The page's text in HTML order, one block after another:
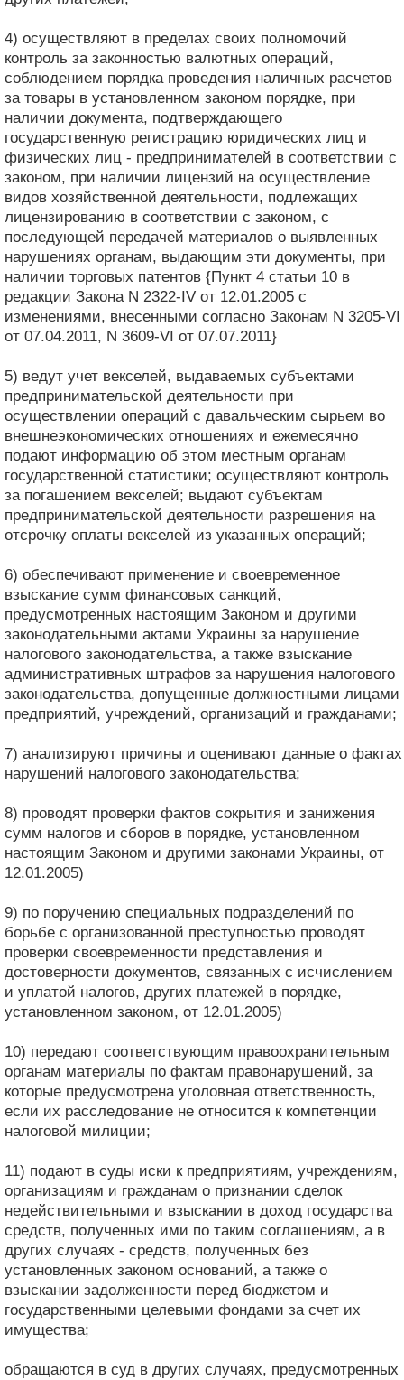
4) осуществляют в пределах своих полномочий
контроль за законностью валютных операций,
соблюдением порядка проведения наличных расчетов
за товары в установленном законом порядке, при
наличии документа, подтверждающего
государственную регистрацию юридических лиц и
физических лиц - предпринимателей в соответствии с
законом, при наличии лицензий на осуществление
видов хозяйственной деятельности, подлежащих
лицензированию в соответствии с законом, с
последующей передачей материалов о выявленных
нарушениях органам, выдающим эти документы, при
наличии торговых патентов {Пункт 4 статьи 10 в
редакции Закона N 2322-IV от 12.01.2005 с
изменениями, внесенными согласно Законам N 3205-VI
от 07.04.2011, N 3609-VI от 07.07.2011}
5) ведут учет векселей, выдаваемых субъектами
предпринимательской деятельности при
осуществлении операций с давальческим сырьем во
внешнеэкономических отношениях и ежемесячно
подают информацию об этом местным органам
государственной статистики; осуществляют контроль
за погашением векселей; выдают субъектам
предпринимательской деятельности разрешения на
отсрочку оплаты векселей из указанных операций;
6) обеспечивают применение и своевременное
взыскание сумм финансовых санкций,
предусмотренных настоящим Законом и другими
законодательными актами Украины за нарушение
налогового законодательства, а также взыскание
административных штрафов за нарушения налогового
законодательства, допущенные должностными лицами
предприятий, учреждений, организаций и гражданами;
7) анализируют причины и оценивают данные о фактах
нарушений налогового законодательства;
8) проводят проверки фактов сокрытия и занижения
сумм налогов и сборов в порядке, установленном
настоящим Законом и другими законами Украины, от
12.01.2005)
9) по поручению специальных подразделений по
борьбе с организованной преступностью проводят
проверки своевременности представления и
достоверности документов, связанных с исчислением
и уплатой налогов, других платежей в порядке,
установленном законом, от 12.01.2005)
10) передают соответствующим правоохранительным
органам материалы по фактам правонарушений, за
которые предусмотрена уголовная ответственность,
если их расследование не относится к компетенции
налоговой милиции;
11) подают в суды иски к предприятиям, учреждениям,
организациям и гражданам о признании сделок
недействительными и взыскании в доход государства
средств, полученных ими по таким соглашениям, а в
других случаях - средств, полученных без
установленных законом оснований, а также о
взыскании задолженности перед бюджетом и
государственными целевыми фондами за счет их
имущества;
обращаются в суд в других случаях, предусмотренных